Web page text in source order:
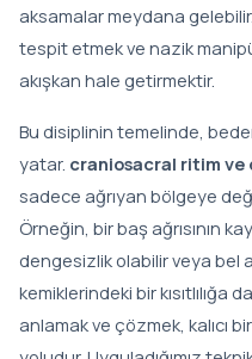
aksamalar meydana
tespit etmek ve nazik
akışkan hale getirmektir.
Bu disiplinin temelinde,
yatar. craniosacral ritim ve
sadece ağrıyan bölgeye
Örneğin, bir baş ağrısının
dengesizlik olabilir veya bel
kemiklerindeki bir kısıtlılığa
anlamak ve çözmek, kalıcı